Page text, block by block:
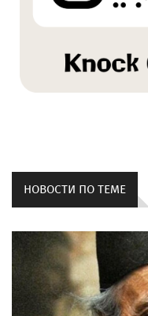
НОВОСТИ ПО ТЕМЕ